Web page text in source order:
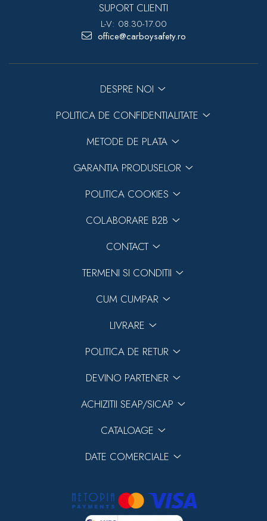
SUPORT CLIENTI
L-V: 08.30-17.00
office@carboysafety.ro
DESPRE NOI
POLITICA DE CONFIDENTIALITATE
METODE DE PLATA
GARANTIA PRODUSELOR
POLITICA COOKIES
COLABORARE B2B
CONTACT
TERMENI SI CONDITII
CUM CUMPAR
LIVRARE
POLITICA DE RETUR
DEVINO PARTENER
ACHIZITII SEAP/SICAP
CATALOAGE
DATE COMERCIALE